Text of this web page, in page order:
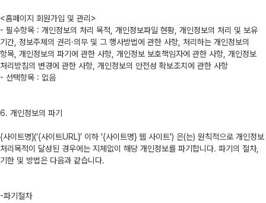
<홈페이지 회원가입 및 관리>
- 필수항목 : 개인정보의 처리 목적, 개인정보파일 현황, 개인정보의 처리 및 보유
기간, 정보주체의 권리·의무 및 그 행사방법에 관한 사항, 처리하는 개인정보의
항목, 개인정보의 파기에 관한 사항, 개인정보 보호책임자에 관한 사항, 개인정보
처리방침의 변경에 관한 사항, 개인정보의 안전성 확보조치에 관한 사항
- 선택항목 : 없음
6. 개인정보의 파기
{사이트명}(‘{사이트URL}’ 이하 '{사이트명} 웹 사이트') 은(는) 원칙적으로 개인정보
처리목적이 달성된 경우에는 지체없이 해당 개인정보를 파기합니다. 파기의 절차,
기한 및 방법은 다음과 같습니다.
-파기절차